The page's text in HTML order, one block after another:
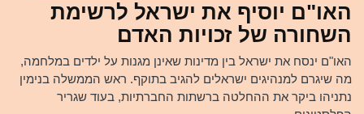
האו"ם יוסיף את ישראל לרשימת
השחורה של זכויות האדם
האו"ם ינסח את ישראל בין מדינות שאינן מגנות על ילדים במלחמה,
מה שיגרם למנהיגים ישראלים להגיב בתוקף. ראש הממשלה בנימין
נתניהו ביקר את ההחלטה ברשתות החברתיות, בעוד שגריר